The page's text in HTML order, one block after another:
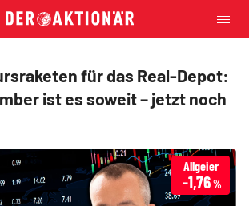
für das Real-Depot:
ist es soweit – jetzt noch
Allgeier
-1,76%